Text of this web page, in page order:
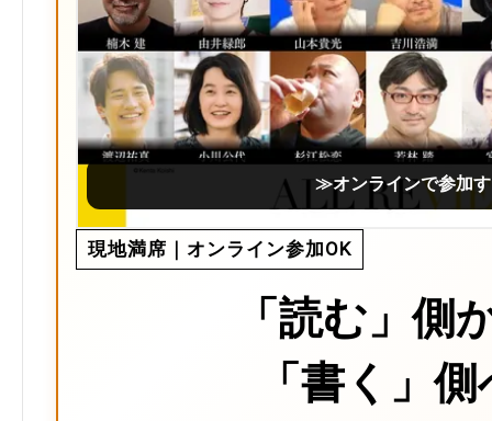
≫オンラインで参加
現地満席｜オンライン参加OK
「読む」側
「書く」